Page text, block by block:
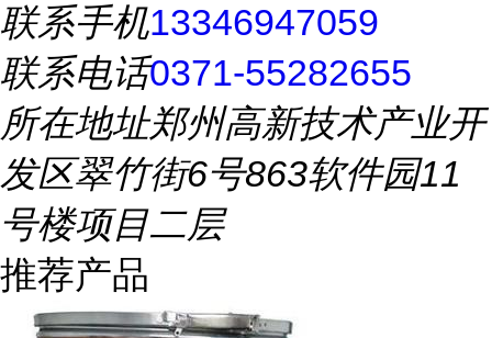
联系手机13346947059
联系电话0371-55282655
所在地址郑州高新技术产业开
发区翠竹街6号863软件园11
号楼项目二层
推荐产品